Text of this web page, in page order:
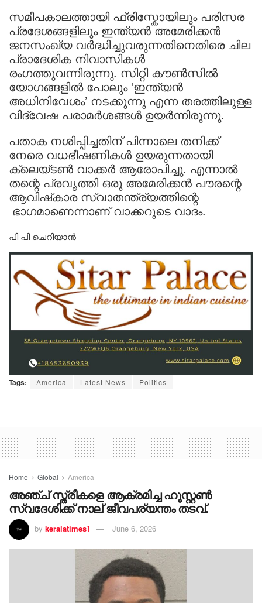
സമീപകാലത്തായി ഫ്രിസ്കോയിലും പരിസര
പ്രദേശങ്ങളിലും ഇന്ത്യൻ അമേരിക്കൻ
ജനസംഖ്യ വർദ്ധിച്ചുവരുന്നതിനെതിരെ ചില
പ്രാദേശിക നിവാസികൾ
രംഗത്തുവന്നിരുന്നു. സിറ്റി കൗൺസിൽ
യോഗങ്ങളിൽ പോലും ‘ഇന്ത്യൻ
അധിനിവേശം’ നടക്കുന്നു എന്ന തരത്തിലുള്ള
വിദ്വേഷ പരാമർശങ്ങൾ ഉയർന്നിരുന്നു.
പതാക നശിപ്പിച്ചതിന് പിന്നാലെ തനിക്ക്
നേരെ വധഭീഷണികൾ ഉയരുന്നതായി
ക്ലെയ്ടൺ വാക്കർ ആരോപിച്ചു. എന്നാൽ
തന്റെ പ്രവൃത്തി ഒരു അമേരിക്കൻ പൗരന്റെ
ആവിഷ്‌കാര സ്വാതന്ത്ര്യത്തിന്റെ
ഭാഗമാണെന്നാണ് വാക്കറുടെ വാദം.
പി പി ചെറിയാൻ
Tags: America Latest News Politics
Home Global America
അഞ്ച് സ്ത്രീകളെ ആക്രമിച്ച ഹൂസ്റ്റൺ
സ്വദേശിക്ക് നാല് ജീവപര്യന്തം തടവ്.
by keralatimes1 June 6, 2026